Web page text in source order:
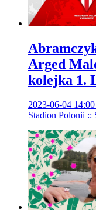
Arged
kolejka 1.
2023-06-04
Stadion Polonii ::